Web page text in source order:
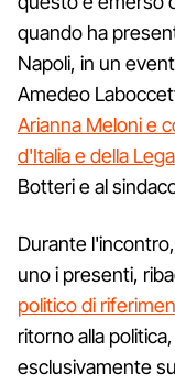
quando ha
Napoli, in un
Amedeo
Arianna Meloni e
d'Italia e della Lega
Botteri e al
Durante
uno i presenti,
politico di
ritorno alla
esclusivamente